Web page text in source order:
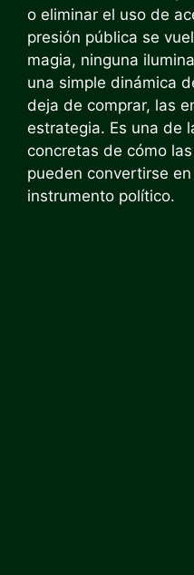
o eliminar el uso de
presión pública se
magia, ninguna
una simple dinámica
deja de comprar, las
estrategia. Es una de
concretas de cómo
pueden convertirse
instrumento político.